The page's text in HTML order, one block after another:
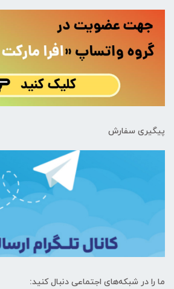
پیگیری سفارش
ما را در شبکه‌های اجتماعی دنبال کنید: